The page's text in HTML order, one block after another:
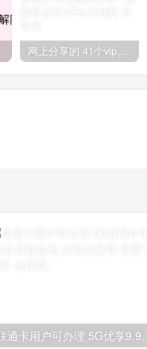
联通卡用户可办理 5G优享9.9元5G会员权益包 20G流量和 享受 5G速率